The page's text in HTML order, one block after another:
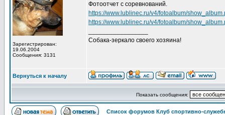
Зарегистрирован:
19.06.2004
Сообщения: 3131
Фотоотчет с соревнований.
https://www.lublinec.ru/v4/fotoalbum/
https://www.lublinec.ru/v4/fotoalbum/
Собака-зеркало своего хозяина!
Вернуться к началу
Показать сообщения:
Список форумов Клуб спортивно-